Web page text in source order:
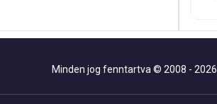
Minden jog fenntartva © 2008 - 2026